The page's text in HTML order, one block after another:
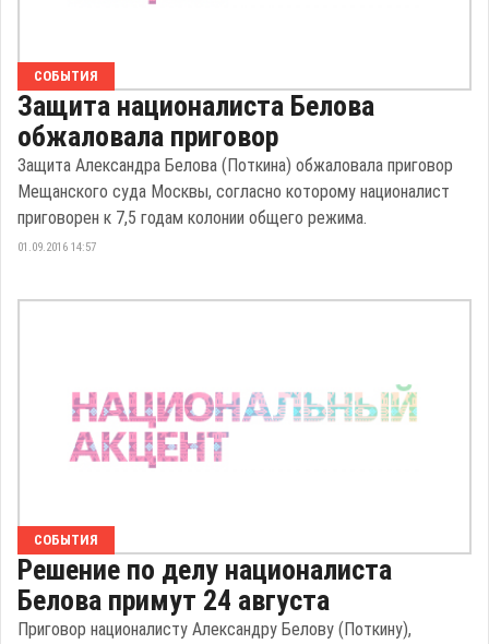
СОБЫТИЯ
Защита националиста Белова
обжаловала приговор
Защита Александра Белова (Поткина) обжаловала приговор
Мещанского суда Москвы, согласно которому националист
приговорен к 7,5 годам колонии общего режима.
01.09.2016 14:57
СОБЫТИЯ
Решение по делу националиста
Белова примут 24 августа
Приговор националисту Александру Белову (Поткину),